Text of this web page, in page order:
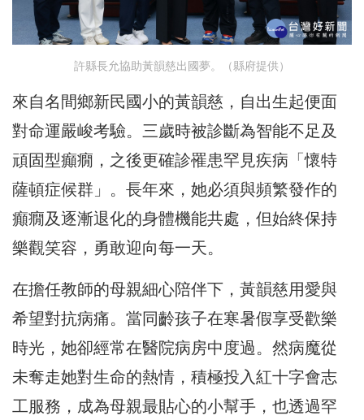
許縣長允協助黃韻慈出國夢。（縣府提供）
來自名間鄉新民國小的黃韻慈，自出生起便面
對命運嚴峻考驗。三歲時被診斷為智能不足及
頑固型癲癇，之後更確診罹患罕見疾病「懷特
薩頓症候群」。長年來，她必須與頻繁發作的
癲癇及逐漸退化的身體機能共處，但始終保持
樂觀笑容，勇敢迎向每一天。
在擔任教師的母親細心陪伴下，黃韻慈用愛與
希望對抗病痛。當同齡孩子在寒暑假享受歡樂
時光，她卻經常在醫院病房中度過。然病魔從
未奪走她對生命的熱情，積極投入紅十字會志
工服務，成為母親最貼心的小幫手，也透過罕